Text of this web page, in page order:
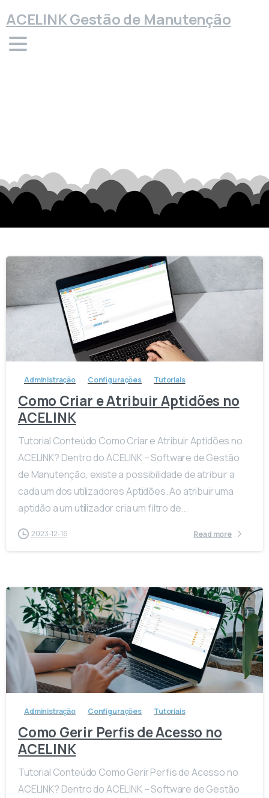
ACELINK Gestão de Manutenção
Administração Configurações Tutoriais
Como Criar e Atribuir Aptidões no
ACELINK
Tutorial Conteúdo Como Criar e Atribuir Aptidões no
ACELINK? Dentro do ACELINK – Software de Gestão
de Manutenção, existe a possibilidade de atribuir a
cada um dos utilizadores Aptidões. Ao atribuir uma
aptidão a um utilizador cria um filtro de...
2023-12-16 Read more
-
Administração Configurações Tutoriais
Como Gerir Perfis de Acesso no
ACELINK
Tutorial Conteúdo Como Gerir Perfis de Acesso no
ACELINK? Dentro do ACELINK – Software de Gestão